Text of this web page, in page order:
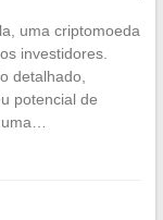
uma criptomoeda
investidores.
detalhado,
potencial de